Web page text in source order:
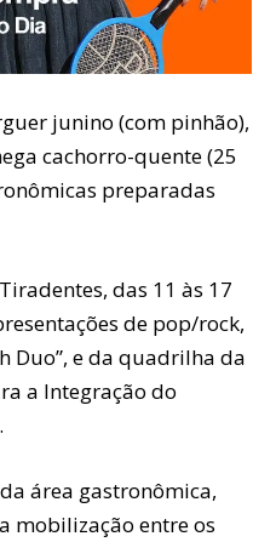
junino (com pinhão),
cachorro-quente (25
preparadas
das 11 às 17
de pop/rock,
Duo”, e da quadrilha da
a Integração do
área gastronômica,
mobilização entre os